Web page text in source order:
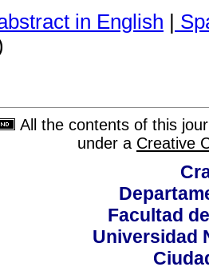
in English |
All the contents of this
under a Creative
Facultad
Universidad